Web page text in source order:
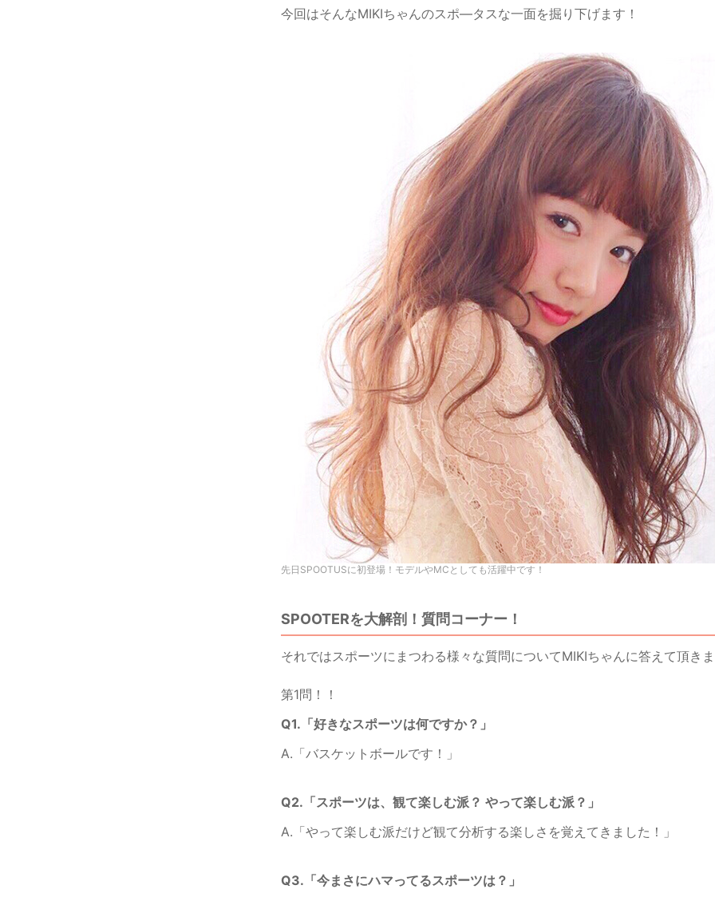
今回はそんなMIKIちゃんのスポ―タスな一面を掘り下げます！
先日SPOOTUSに初登場！モデルやMCとしても活躍中です！
SPOOTERを大解剖！質問コーナー！
それではスポーツにまつわる様々な質問についてMIKIちゃんに答えて頂き
第1問！！
Q1.「好きなスポーツは何ですか？」
A.「バスケットボールです！」
Q2.「スポーツは、観て楽しむ派？ やって楽しむ派？」
A.「やって楽しむ派だけど観て分析する楽しさを覚えてきました！」
Q3.「今まさにハマってるスポーツは？」